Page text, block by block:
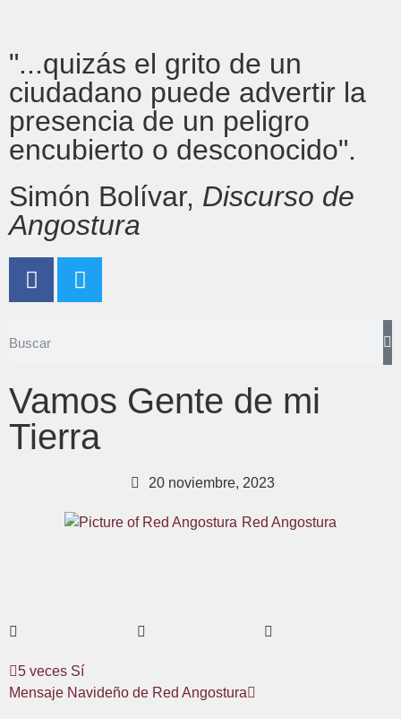
"...quizás el grito de un
ciudadano puede advertir la
presencia de un peligro
encubierto o desconocido".
Simón Bolívar, Discurso de
Angostura
Vamos Gente de mi
Tierra
20 noviembre, 2023
Red Angostura
5 veces Sí
Mensaje Navideño de Red Angostura